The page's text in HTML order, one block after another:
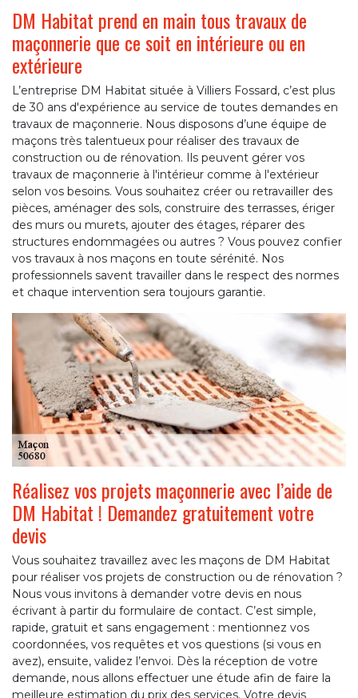
DM Habitat prend en main tous travaux de
maçonnerie que ce soit en intérieure ou en
extérieure
L’entreprise DM Habitat située à Villiers Fossard, c’est plus
de 30 ans d'expérience au service de toutes demandes en
travaux de maçonnerie. Nous disposons d’une équipe de
maçons très talentueux pour réaliser des travaux de
construction ou de rénovation. Ils peuvent gérer vos
travaux de maçonnerie à l'intérieur comme à l'extérieur
selon vos besoins. Vous souhaitez créer ou retravailler des
pièces, aménager des sols, construire des terrasses, ériger
des murs ou murets, ajouter des étages, réparer des
structures endommagées ou autres ? Vous pouvez confier
vos travaux à nos maçons en toute sérénité. Nos
professionnels savent travailler dans le respect des normes
et chaque intervention sera toujours garantie.
Réalisez vos projets maçonnerie avec l’aide de
DM Habitat ! Demandez gratuitement votre
devis
Vous souhaitez travaillez avec les maçons de DM Habitat
pour réaliser vos projets de construction ou de rénovation ?
Nous vous invitons à demander votre devis en nous
écrivant à partir du formulaire de contact. C’est simple,
rapide, gratuit et sans engagement : mentionnez vos
coordonnées, vos requêtes et vos questions (si vous en
avez), ensuite, validez l’envoi. Dès la réception de votre
demande, nous allons effectuer une étude afin de faire la
meilleure estimation du prix des services. Votre devis